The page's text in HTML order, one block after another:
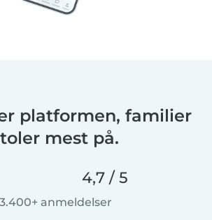
platformen, familier
mest på.
4,7 / 5
3.400+ anmeldelser